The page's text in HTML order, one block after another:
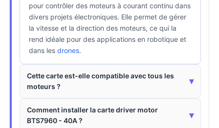
pour contrôler des moteurs à courant continu dans
divers projets électroniques. Elle permet de gérer
la vitesse et la direction des moteurs, ce qui la
rend idéale pour des applications en robotique et
dans les drones.
Cette carte est-elle compatible avec tous les
moteurs ?
▾
Comment installer la carte driver motor
BTS7960 - 40A ?
▾